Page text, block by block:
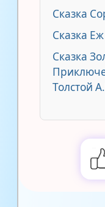
Сказка
Сказка
Сказка
Толстой